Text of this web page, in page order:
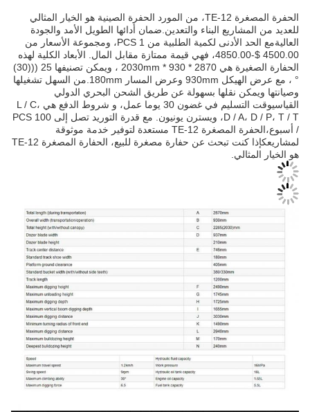
الحفرة المصغرة TE-12، من المورد الحفرة الصينية هو الخيار المثالي
للعديد من المشاريع البناء والتعدين.ضمان أدائها الطويل الأمد والجودة
العاليةمع الحد الأدنى لكمية الطلبية من 1 PCS، ومجموعة الأسعار من
4500.00 $-4850.00، فهي قيمة ممتازة مقابل المال. الأبعاد الكلية لهذه
الحفارة الصغيرة هي 2870 * 930 * 2030mm ، ويمكن تصنيفها 25 (((30)
° ، مع عرض الهيكل 930mm وعرض المسار 180mm.من السهل تشغيلها
وصيانتها ويمكن نقلها بسهولة عن طريق الشحن البحري الدولي
القياسيوقت التسليم في غضون 30 يوما عمل، و شروط الدفع هي L / C،
D / A، D / P، T / T، ويسترن يونيون. مع قدرة التوريد تصل إلى 100 PCS
/ أسبوع،الحفرة المصغرة TE-12 مستعدة لتوفير خدمة موثوقة
لمشاريعكإذا كنت تبحث عن حفارة مصغرة للبيع، الحفارة المصغرة TE-12
هو الخيار المثالي.